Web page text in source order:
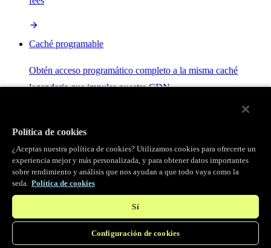
Caché programable
Obtén acceso programático completo a la misma caché
legendaria que impulsa nuestra CDN.
Servidor MCP
Control por IA para tus servicios Fastly.
Política de cookies
¿Aceptas nuestra política de cookies? Utilizamos cookies para ofrecerte un
experiencia mejor y más personalizada, y para obtener datos importantes
sobre rendimiento y análisis que nos ayudan a que todo vaya como la
seda. Política de cookies
Sí
Configuración de cookies